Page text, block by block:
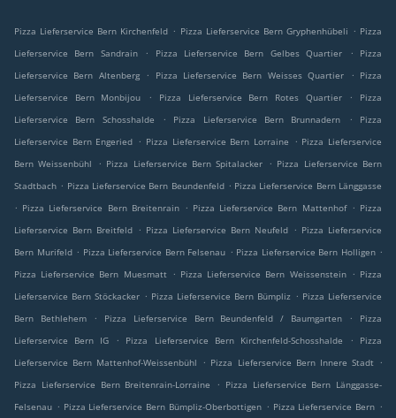
Pizza Lieferservice Bern Kirchenfeld . Pizza Lieferservice Bern Gryphenhübeli . Pizza
Lieferservice Bern Sandrain
. Pizza Lieferservice Bern Gelbes Quartier .
Pizza
Lieferservice Bern Altenberg
. Pizza Lieferservice Bern Weisses Quartier . Pizza
Lieferservice Bern Monbijou
. Pizza Lieferservice Bern Rotes Quartier .
Pizza
Lieferservice Bern Schosshalde
. Pizza Lieferservice Bern Brunnadern .
Pizza
Lieferservice Bern Engeried . Pizza Lieferservice Bern Lorraine . Pizza Lieferservice
Bern Weissenbühl
. Pizza Lieferservice Bern Spitalacker . Pizza Lieferservice Bern
Stadtbach . Pizza Lieferservice Bern Beundenfeld . Pizza Lieferservice Bern Länggasse
. Pizza Lieferservice Bern Breitenrain . Pizza Lieferservice Bern Mattenhof . Pizza
Lieferservice Bern Breitfeld . Pizza Lieferservice Bern Neufeld . Pizza Lieferservice
Bern Murifeld . Pizza Lieferservice Bern Felsenau . Pizza Lieferservice Bern Holligen .
Pizza Lieferservice Bern Muesmatt . Pizza Lieferservice Bern Weissenstein . Pizza
Lieferservice Bern Stöckacker . Pizza Lieferservice Bern Bümpliz . Pizza Lieferservice
Bern Bethlehem
. Pizza Lieferservice Bern Beundenfeld / Baumgarten .
Pizza
Lieferservice Bern IG
. Pizza Lieferservice Bern Kirchenfeld-Schosshalde .
Pizza
Lieferservice Bern Mattenhof-Weissenbühl
. Pizza Lieferservice Bern Innere Stadt .
Pizza Lieferservice Bern Breitenrain-Lorraine
. Pizza Lieferservice Bern Länggasse-
Felsenau . Pizza Lieferservice Bern Bümpliz-Oberbottigen . Pizza Lieferservice Bern .